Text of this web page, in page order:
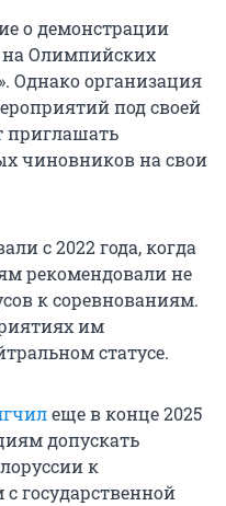
о демонстрации
на Олимпийских
Однако организация
под своей
приглашать
чиновников на свои
с 2022 года, когда
рекомендовали не
к соревнованиям.
им
статусе.
еще в конце 2025
допускать
к
государственной